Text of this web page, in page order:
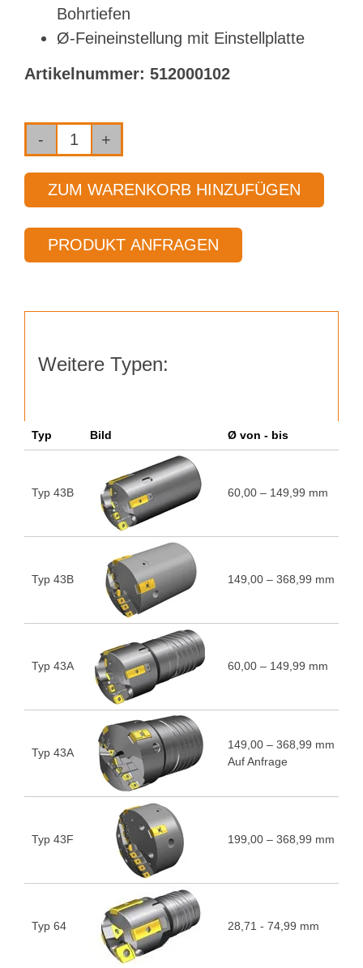
Bohrtiefen
Ø-Feineinstellung mit Einstellplatte
Artikelnummer: 512000102
System
BTA
Typ
43A
Ø
ZUM WARENKORB HINZUFÜGEN
PRODUKT ANFRAGEN
Weitere Typen:
Typ Bild Ø von - bis
Typ 43B 60,00 – 149,99 mm
Typ 43B 149,00 – 368,99 mm
Typ 43A 60,00 – 149,99 mm
Typ 43A
149,00 – 368,99 mm
Auf Anfrage
Typ 43F 199,00 – 368,99 mm
Typ 64 28,71 - 74,99 mm